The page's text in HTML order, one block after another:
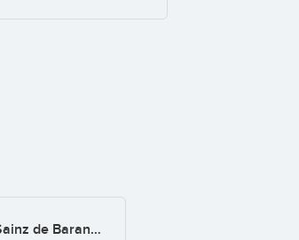
Alfonso Sainz de Baranda